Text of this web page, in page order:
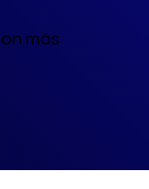
más